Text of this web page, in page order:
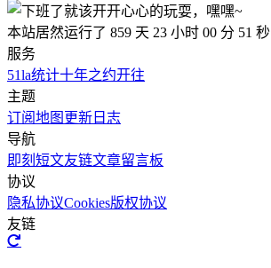
本站居然运行了 859 天 23 小时 00 分 52 秒
服务
51la统计十年之约开往
主题
订阅地图 更新日志
导航
即刻短文友链文章留言板
协议
隐私协议Cookies版权协议
友链